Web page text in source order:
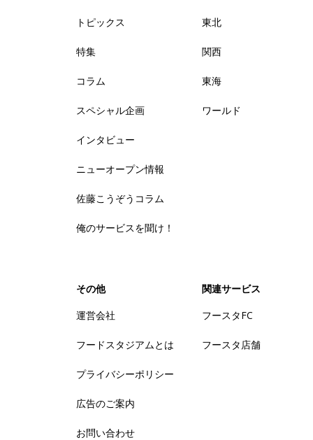
トピックス
特集
コラム
スペシャル企画
インタビュー
ニューオープン情報
佐藤こうぞうコラム
俺のサービスを聞け！
東北
関西
東海
ワールド
その他
運営会社
フードスタジアムとは
プライバシーポリシー
広告のご案内
お問い合わせ
関連サービス
フースタFC
フースタ店舗